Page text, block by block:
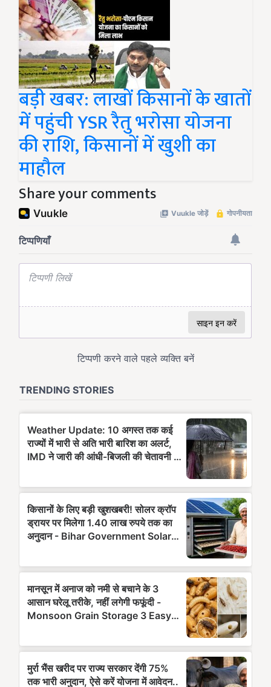
बड़ी खबर: लाखों किसानों के खातों
में पहुंची YSR रैतु भरोसा योजना
की राशि, किसानों में खुशी का
माहौल
Share your comments